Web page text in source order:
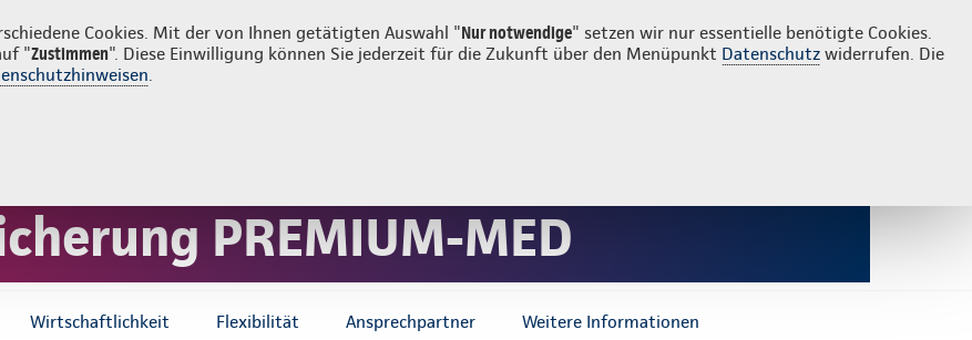
Cookies. Mit der von Ihnen getätigten Auswahl "Nur notwendige" setzen wir nur essentielle benötigte Cookies.
"Zustimmen". Diese Einwilligung können Sie jederzeit für die Zukunft über den Menüpunkt Datenschutz widerrufen. Die
.
Suche Login
PREMIUM-MED
Wirtschaftlichkeit Flexibilität Ansprechpartner Weitere Informationen